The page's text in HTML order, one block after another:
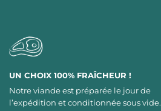
UN CHOIX 100% FRAÎCHEUR !
Notre viande est préparée le jour de
l’expédition et conditionnée sous vide.